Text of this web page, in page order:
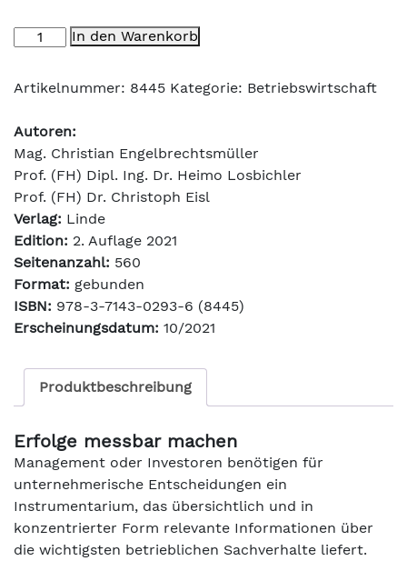
Handbuch
betriebswirtschaftlichen
Menge
In den Warenkorb
Artikelnummer: 8445 Kategorie: Betriebswirtschaft
Autoren:
Mag. Christian Engelbrechtsmüller
Prof. (FH) Dipl. Ing. Dr. Heimo Losbichler
Prof. (FH) Dr. Christoph Eisl
Verlag: Linde
Edition: 2. Auflage 2021
Seitenanzahl: 560
Format: gebunden
ISBN: 978-3-7143-0293-6 (8445)
Erscheinungsdatum: 10/2021
Produktbeschreibung
Erfolge messbar machen
Management oder Investoren benötigen für
unternehmerische Entscheidungen ein
Instrumentarium, das übersichtlich und in
konzentrierter Form relevante Informationen über
die wichtigsten betrieblichen Sachverhalte liefert.